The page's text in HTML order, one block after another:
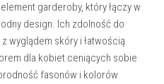
garderoby, który łączy w
design. Ich zdolność do
wyglądem skóry i łatwością
dla kobiet ceniących sobie
fasonów i kolorów